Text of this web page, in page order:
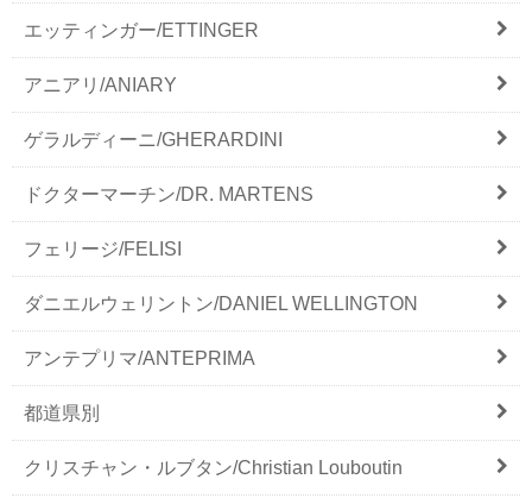
エッティンガー/ETTINGER
アニアリ/ANIARY
ゲラルディーニ/GHERARDINI
ドクターマーチン/DR. MARTENS
フェリージ/FELISI
ダニエルウェリントン/DANIEL WELLINGTON
アンテプリマ/ANTEPRIMA
都道県別
クリスチャン・ルブタン/Christian Louboutin